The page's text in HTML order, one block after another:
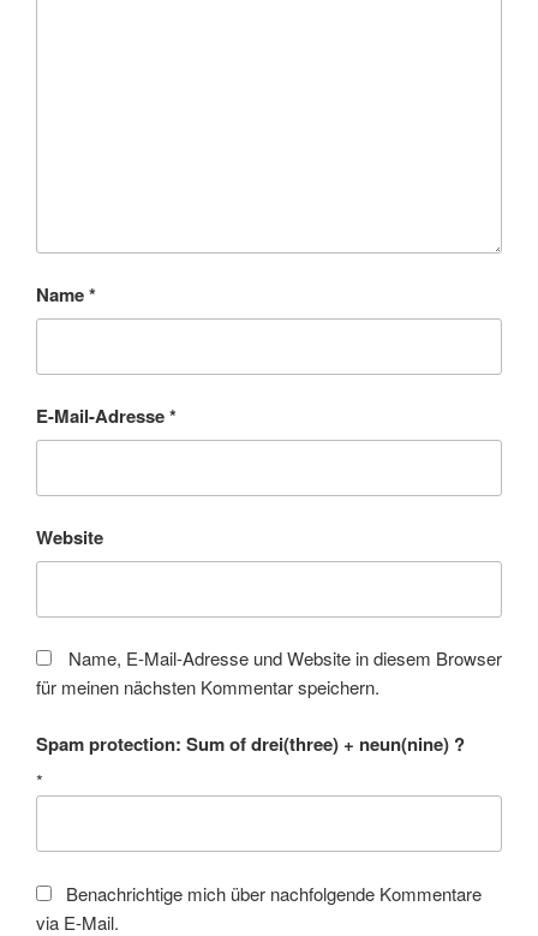
Name*
E-Mail-Adresse*
Website
Name, E-Mail-Adresse und Website in diesem Browser
für meinen nächsten Kommentar speichern.
Spam protection: Sum of drei(three) + neun(nine) ?
*
Benachrichtige mich über nachfolgende Kommentare
via E-Mail.